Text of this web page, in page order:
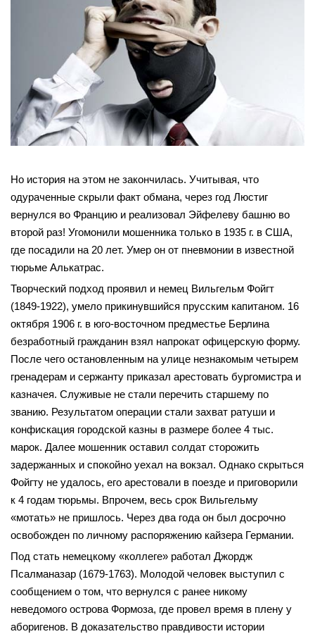
Но история на этом не закончилась. Учитывая, что
одураченные скрыли факт обмана, через год Люстиг
вернулся во Францию и реализовал Эйфелеву башню во
второй раз! Угомонили мошенника только в 1935 г. в США,
где посадили на 20 лет. Умер он от пневмонии в известной
тюрьме Алькатрас.
Творческий подход проявил и немец Вильгельм Фойгт
(1849-1922), умело прикинувшийся прусским капитаном. 16
октября 1906 г. в юго-восточном предместье Берлина
безработный гражданин взял напрокат офицерскую форму.
После чего остановленным на улице незнакомым четырем
гренадерам и сержанту приказал арестовать бургомистра и
казначея. Служивые не стали перечить старшему по
званию. Результатом операции стали захват ратуши и
конфискация городской казны в размере более 4 тыс.
марок. Далее мошенник оставил солдат сторожить
задержанных и спокойно уехал на вокзал. Однако скрыться
Фойгту не удалось, его арестовали в поезде и приговорили
к 4 годам тюрьмы. Впрочем, весь срок Вильгельму
«мотать» не пришлось. Через два года он был досрочно
освобожден по личному распоряжению кайзера Германии.
Под стать немецкому «коллеге» работал Джордж
Псалманазар (1679-1763). Молодой человек выступил с
сообщением о том, что вернулся с ранее никому
неведомого острова Формоза, где провел время в плену у
аборигенов. В доказательство правдивости истории